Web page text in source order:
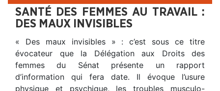
SANTÉ DES FEMMES AU TRAVAIL :
DES MAUX INVISIBLES
« Des maux invisibles » : c’est sous ce titre
évocateur que la Délégation aux Droits des
femmes du Sénat présente un rapport
d’information qui fera date. Il évoque l’usure
physique et psychique, les troubles musculo-